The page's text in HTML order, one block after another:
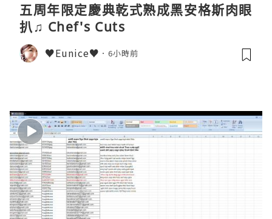
五周年限定慶典乾式熟成黑安格斯肉眼
扒♫ Chef's Cuts
♥Eunice♥ 6小時前